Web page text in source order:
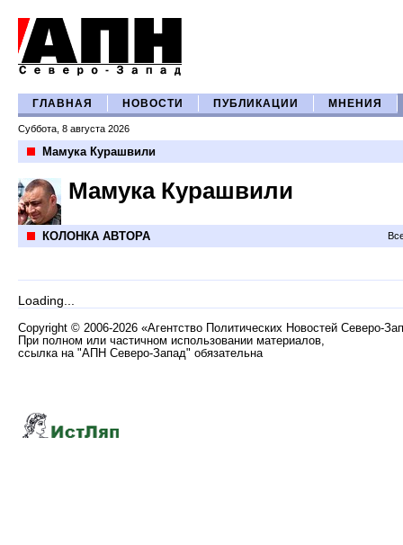
ГЛАВНАЯ НОВОСТИ ПУБЛИКАЦИИ МНЕНИЯ
Суббота, 8 августа 2026
Мамука Курашвили
Мамука Курашвили
КОЛОНКА АВТОРА
Loading...
Copyright © 2006-2026 «Агентство Политических Новостей Северо-
При полном или частичном использовании материалов,
ссылка на "АПН Северо-Запад" обязательна